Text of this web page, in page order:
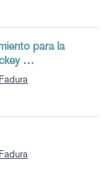
para la
…